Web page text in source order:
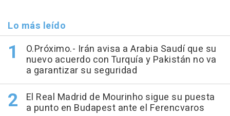
Lo más leído
O.Próximo.- Irán avisa a Arabia Saudí que su
nuevo acuerdo con Turquía y Pakistán no va
a garantizar su seguridad
El Real Madrid de Mourinho sigue su puesta
a punto en Budapest ante el Ferencvaros